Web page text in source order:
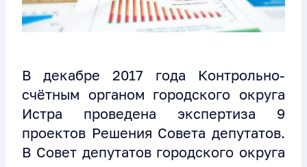
В декабре 2017 года Контрольно-
счётным органом городского округа
Истра проведена экспертиза 9
проектов Решения Совета депутатов.
В Совет депутатов городского округа